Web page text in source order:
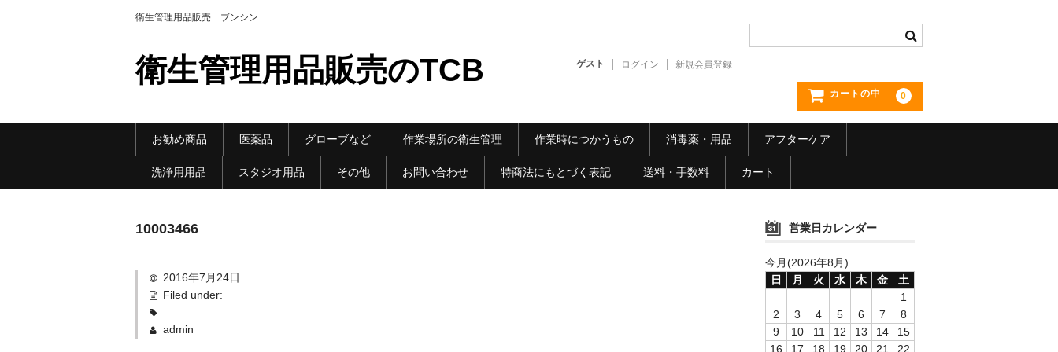
衛生管理用品販売 ブンシン
衛生管理用品販売のTCB ゲスト ログイン 新規会員登録
カートの中 0
お勧め商品 医薬品 グローブなど 作業場所の衛生管理 作業時につかうもの 消毒薬・用品 アフターケア
洗浄用用品 スタジオ用品 その他 お問い合わせ 特商法にもとづく表記 送料・手数料 カート
10003466
2016年7月24日
Filed under:
admin
営業日カレンダー
今月(2026年8月)
日
月 火 水 木 金
土
1
2
3 4 5 6 7
8
9
10 11 12 13 14
15
16
17 18 19 20 21
22